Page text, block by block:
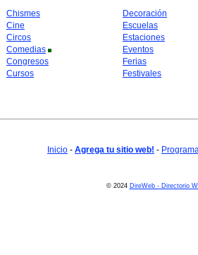
Chismes
Cine
Circos
Comedias
Congresos
Cursos
Decoración
Escuelas
Estaciones
Eventos
Ferias
Festivales
Inicio - Agrega tu sitio web! -
© 2024 DireWeb - Directorio